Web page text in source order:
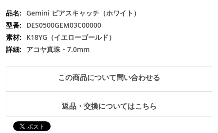
す
る
Gemini ピアスキャッチ（ホワイト）
DES0500GEM03C00000
K18YG（イエローゴールド）
アコヤ真珠・7.0mm
この商品について問い合わせる
返品・交換についてはこちら